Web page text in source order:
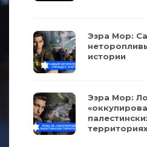
Эзра Мор:
истории
Эзра Мор: